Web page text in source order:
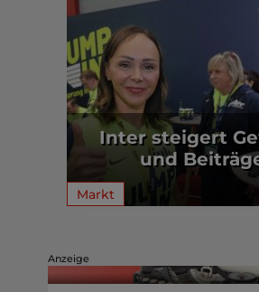
Inter steigert
und
Markt
Anzeige